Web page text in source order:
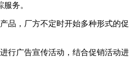
务。
品，厂方不定时开始多种形式的促
行广告宣传活动，结合促销活动进